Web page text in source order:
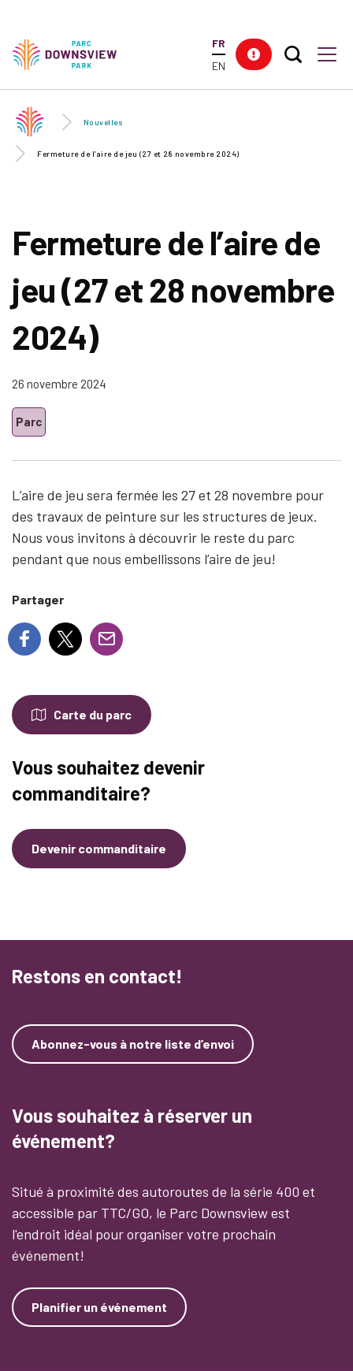
content
Downsview Park
FR
EN
Search
Nouvelles
Fermeture de l’aire de jeu (27 et 28 novembre 2024)
Fermeture de l’aire de
jeu (27 et 28 novembre
2024)
26 novembre 2024
Parc
L’aire de jeu sera fermée les 27 et 28 novembre pour
des travaux de peinture sur les structures de jeux.
Nous vous invitons à découvrir le reste du parc
pendant que nous embellissons l’aire de jeu!
Partager
Carte du parc
Vous souhaitez devenir
commanditaire?
Devenir commanditaire
Restons en contact!
Abonnez-vous à notre liste d’envoi
Vous souhaitez à réserver un
événement?
Situé à proximité des autoroutes de la série 400 et
accessible par TTC/GO, le Parc Downsview est
l'endroit idéal pour organiser votre prochain
événement!
Planifier un événement